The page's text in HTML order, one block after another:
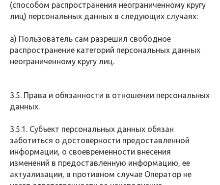
(способом распространения неограниченному кругу
лиц) персональных данных в следующих случаях:
а) Пользователь сам разрешил свободное
распространение категорий персональных данных
неограниченному кругу лиц.
3.5. Права и обязанности в отношении персональных
данных.
3.5.1. Субъект персональных данных обязан
заботиться о достоверности предоставленной
информации, о своевременности внесения
изменений в предоставленную информацию, ее
актуализации, в противном случае Оператор не